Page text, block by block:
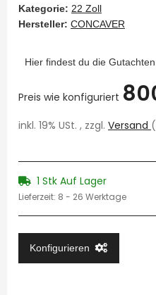
Kategorie: 22 Zoll
Hersteller: CONCAVER
Hier findest du die
Preis wie konfiguriert
inkl. 19% USt. , zzgl. Versand
1 Stk Auf Lager
Lieferzeit: 8 - 26 Werktage
Konfigurieren